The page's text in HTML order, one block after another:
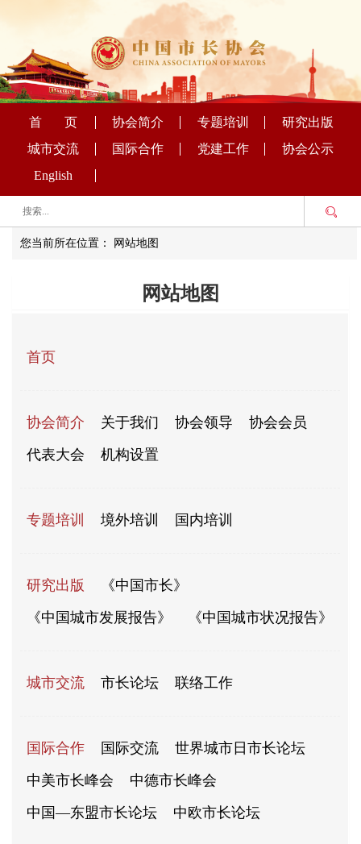
首 页 协会简介 专题培训
研究出版
城市交流
国际合作 党建工作
协会公示
English
您当前所在位置： 网站地图
网站地图
首页
协会简介 关于我们 协会领导
协会会员
代表大会
机构设置
专题培训 境外培训 国内培训
研究出版
《中国市长》
《中国城市发展报告》
《中国城市状况报告》
城市交流 市长论坛 联络工作
国际合作 国际交流
世界城市日市长论坛
中美市长峰会
中德市长峰会
中国—东盟市长论坛
中欧市长论坛